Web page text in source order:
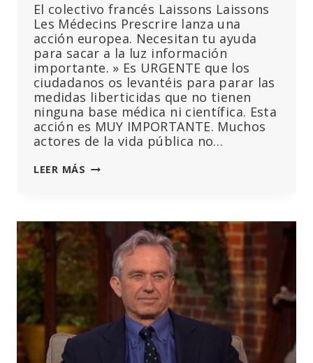
El colectivo francés Laissons Laissons
Les Médecins Prescrire lanza una
acción europea. Necesitan tu ayuda
para sacar a la luz información
importante. » Es URGENTE que los
ciudadanos os levantéis para parar las
medidas liberticidas que no tienen
ninguna base médica ni científica. Esta
acción es MUY IMPORTANTE. Muchos
actores de la vida pública no…
LEER MÁS ACCIÓN
DESINFORMACIÓN
COVID19